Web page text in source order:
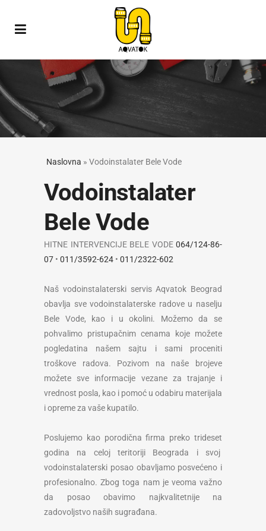
Naslovna » Vodoinstalater Bele Vode
Vodoinstalater
Bele Vode
HITNE INTERVENCIJE BELE VODE 064/124-86-
07 • 011/3592-624 • 011/2322-602
Naš vodoinstalaterski servis Aqvatok Beograd
obavlja sve vodoinstalaterske radove u naselju
Bele Vode, kao i u okolini. Možemo da se
pohvalimo pristupačnim cenama koje možete
pogledatina našem sajtu i sami proceniti
troškove radova. Pozivom na naše brojeve
možete sve informacije vezane za trajanje i
vrednost posla, kao i pomoć u odabiru materijala
i opreme za vaše kupatilo.
Poslujemo kao porodična firma preko trideset
godina na celoj teritoriji Beograda i svoj
vodoinstalaterski posao obavljamo posvećeno i
profesionalno. Zbog toga nam je veoma važno
da posao obavimo najkvalitetnije na
zadovoljstvo naših sugrađana.